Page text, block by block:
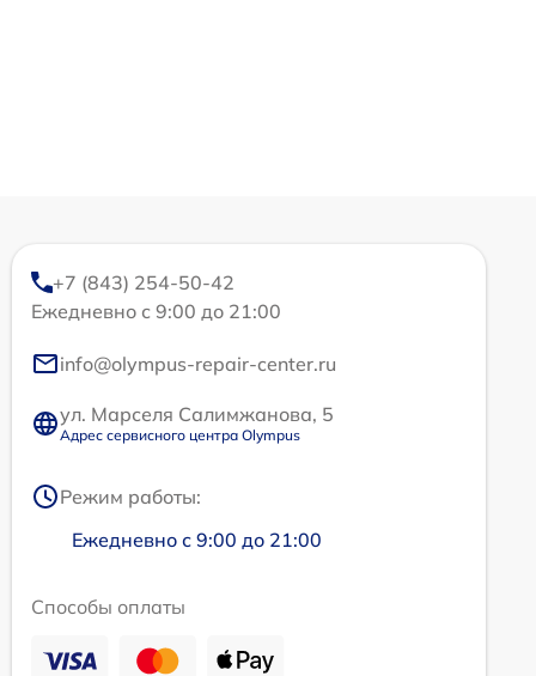
+7 (843) 254-50-42
Ежедневно с 9:00 до 21:00
info@olympus-repair-center.ru
ул. Марселя Салимжанова, 5
Адрес сервисного центра Olympus
Режим работы:
Ежедневно с 9:00 до 21:00
Способы оплаты